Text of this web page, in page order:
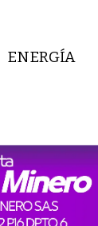
ENERGÍA